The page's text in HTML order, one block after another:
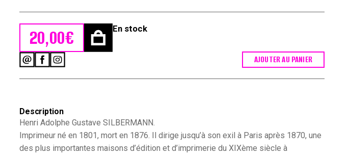
20,00€ En stock
-
Artillerie
Garde
Second
AJOUTER AU PANIER
Description
Henri Adolphe Gustave SILBERMANN.
Imprimeur né en 1801, mort en 1876. Il dirige jusqu’à son exil à Paris après 1870, une
des plus importantes maisons d’édition et d’imprimerie du XIXème siècle à